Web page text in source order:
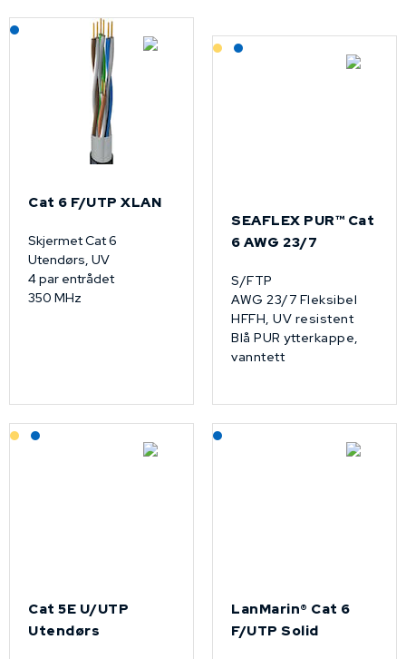
Lagerført: NEK Kabel
Cat 6 F/UTP XLAN
Skjermet Cat 6
Utendørs, UV
4 par entrådet
350 MHz
Lagerført: Grossist
SEAFLEX PUR™­ Cat
6 AWG 23/7
S/FTP
AWG 23/7 Fleksibel
HFFH, UV resistent
Blå PUR ytterkappe,
vanntett
Lagerført: Grossist
Cat 5E U/UTP
Utendørs
LanMarin® Cat 6
F/UTP Solid